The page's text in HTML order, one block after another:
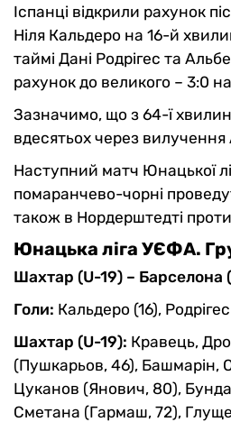
Іспанці відкрили рахунок
Ніля Кальдеро на 16-й
таймі Дані Родрігес та
рахунок до великого – 3:0
Зазначимо, що з 64-ї
вдесятьох через
Наступний матч Юнацької
помаранчево-чорні
також в Нордерштедті
Юнацька ліга УЄФА.
Шахтар (U-19) – Барселона
Голи: Кальдеро (16),
Шахтар (U-19): Кравець,
(Пушкарьов, 46), Башмарін,
Цуканов (Янович, 80),
Сметана (Гармаш, 72),